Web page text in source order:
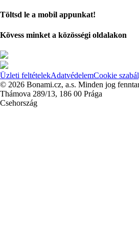
Töltsd le a mobil appunkat!
Kövess minket a közösségi oldalakon
Üzleti feltételekAdatvédelemCookie
© 2026 Bonami.cz, a.s. Minden jog
Thámova 289/13, 186 00 Prága
Csehország